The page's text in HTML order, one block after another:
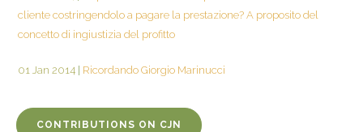
cliente costringendolo a pagare la prestazione? A proposito del
concetto di ingiustizia del profitto
01 Jan 2014 Ricordando Giorgio Marinucci
CONTRIBUTIONS ON CJN